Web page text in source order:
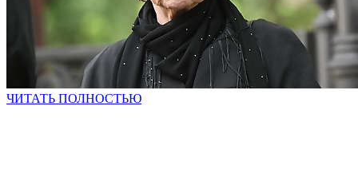
ЧИТАТЬ ПОЛНОСТЬЮ